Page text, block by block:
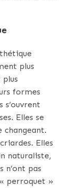
plus
formes
s’ouvrent
Elles se
Elles
naturaliste,
n’ont pas
perroquet »